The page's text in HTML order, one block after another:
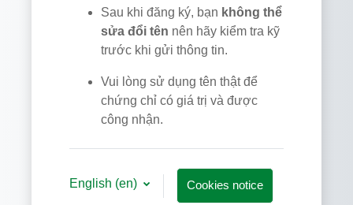
Sau khi đăng ký, bạn không thể
sửa đổi tên nên hãy kiểm tra kỹ
trước khi gửi thông tin.
Vui lòng sử dụng tên thật để
chứng chỉ có giá trị và được
công nhận.
English ‎(en)‎ Cookies notice